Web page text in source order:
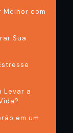
Melhor com
Sua
Levar a
em um